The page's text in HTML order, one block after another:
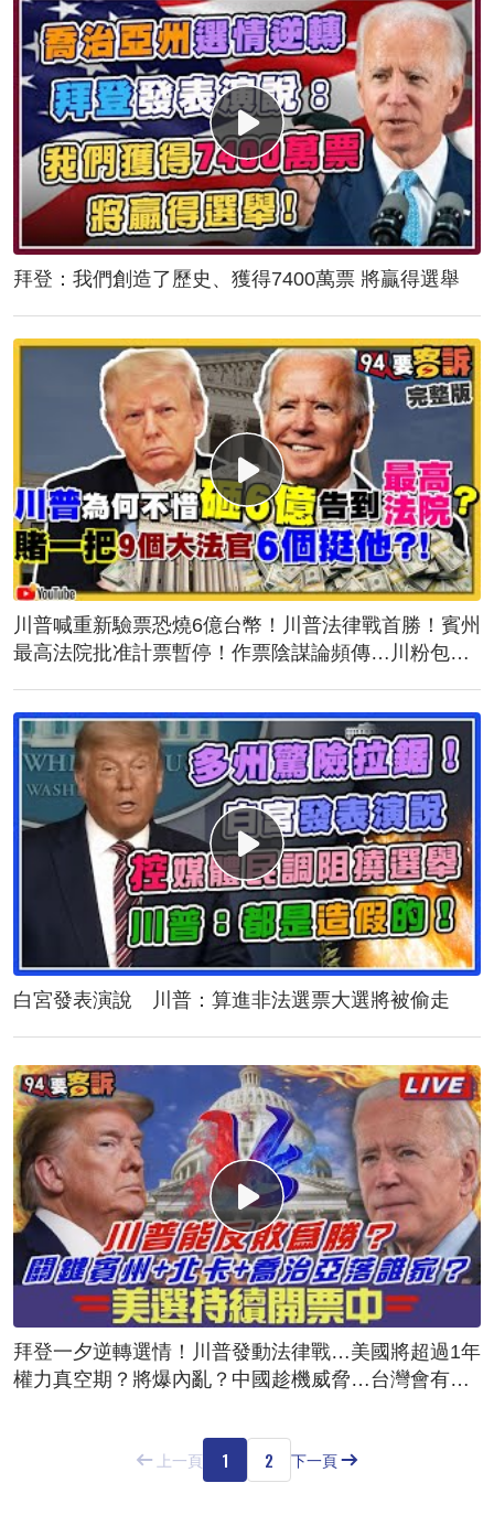
拜登：我們創造了歷史、獲得7400萬票 將贏得選舉
川普喊重新驗票恐燒6億台幣！川普法律戰首勝！賓州
最高法院批准計票暫停！作票陰謀論頻傳…川粉包圍
白宮發表演說 川普：算進非法選票大選將被偷走
拜登一夕逆轉選情！川普發動法律戰…美國將超過1年
權力真空期？將爆內亂？中國趁機威脅…台灣會有危
上一頁 1 2 下一頁